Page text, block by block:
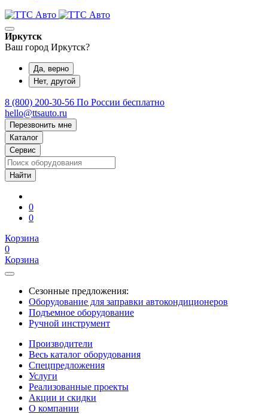
Иркутск
Ваш город Иркутск?
Да, верно
Нет, другой
8 (800) 200-30-56 По России бесплатно
hello@ttsauto.ru
Перезвонить мне
Каталог
Сервис
0
0
Корзина
0
Корзина
Сезонные предложения:
Оборудование для заправки автокондиционеров
Подъемное оборудование
Ручной инструмент
Производители
Весь каталог оборудования
Спецпредложения
Услуги
Реализованные проекты
Акции и скидки
О компании